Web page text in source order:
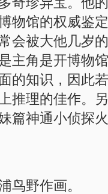
物馆的权威鉴
会被大他几岁
主角是开博物
的知识，因此
推理的佳作。
篇神通小侦探
鸟野作画。